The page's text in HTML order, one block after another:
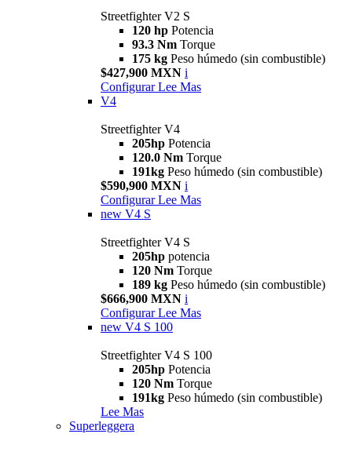
Streetfighter V2 S
120 hp Potencia
93.3 Nm Torque
175 kg Peso húmedo (sin combustible)
$427,900 MXN i
Configurar Lee Mas
V4
Streetfighter V4
205hp Potencia
120.0 Nm Torque
191kg Peso húmedo (sin combustible)
$590,900 MXN i
Configurar Lee Mas
new V4 S
Streetfighter V4 S
205hp potencia
120 Nm Torque
189 kg Peso húmedo (sin combustible)
$666,900 MXN i
Configurar Lee Mas
new V4 S 100
Streetfighter V4 S 100
205hp Potencia
120 Nm Torque
191kg Peso húmedo (sin combustible)
Lee Mas
Superleggera